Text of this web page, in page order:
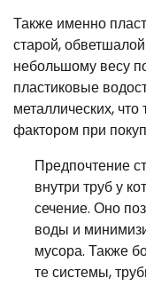
Также именно
старой,
небольшому весу
пластиковые
металлических,
фактором при
Предпочтение
внутри труб у
сечение. Оно
воды и
мусора. Также
те системы,